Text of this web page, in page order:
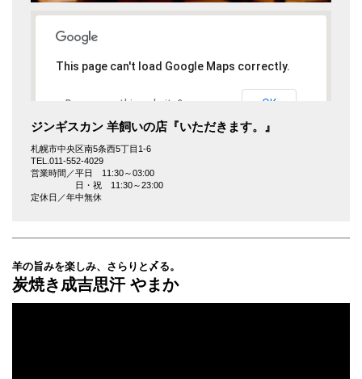
This page can't load Google Maps correctly.
Do you own this website? OK
ジンギスカン 羊飼いの店『いただきます。』
札幌市中央区南5条西5丁目1-6
TEL.011-552-4029
営業時間／平日 11:30～03:00
日・祝 11:30～23:00
定休日／年中無休
羊の旨みを楽しみ、さらりと〆る。
炭焼き成吉思汗 やまか